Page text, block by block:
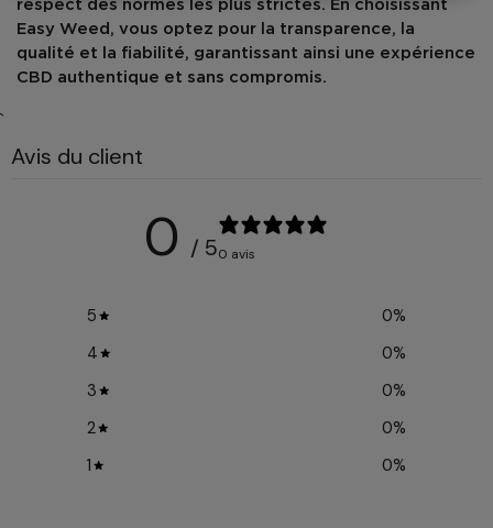
respect des normes les plus strictes. En choisissant
Easy Weed, vous optez pour la transparence, la
qualité et la fiabilité, garantissant ainsi une expérience
CBD authentique et sans compromis.
`
Avis du client
0 / 50 avis
5 0%
4
0%
3
0%
2
0%
1
0%